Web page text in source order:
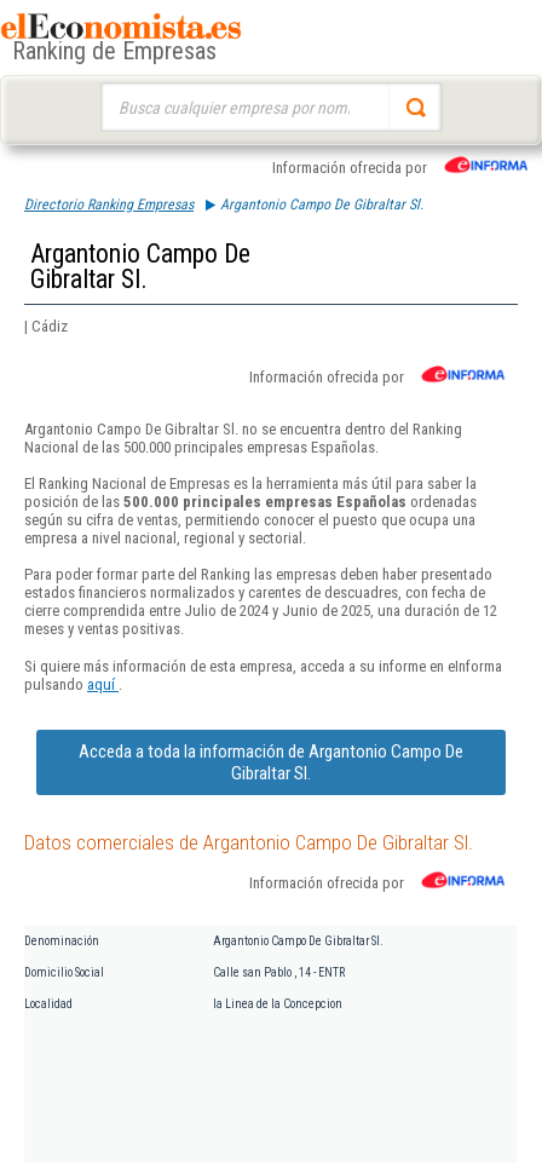
Ranking de Empresas
Información ofrecida por
Directorio Ranking Empresas Argantonio Campo De Gibraltar Sl.
Argantonio Campo De
Gibraltar Sl.
| Cádiz
Información ofrecida por
Argantonio Campo De Gibraltar Sl. no se encuentra dentro del Ranking
Nacional de las 500.000 principales empresas Españolas.
El Ranking Nacional de Empresas es la herramienta más útil para saber la
posición de las 500.000 principales empresas Españolas ordenadas
según su cifra de ventas, permitiendo conocer el puesto que ocupa una
empresa a nivel nacional, regional y sectorial.
Para poder formar parte del Ranking las empresas deben haber presentado
estados financieros normalizados y carentes de descuadres, con fecha de
cierre comprendida entre Julio de 2024 y Junio de 2025, una duración de 12
meses y ventas positivas.
Si quiere más información de esta empresa, acceda a su informe en eInforma
pulsando aquí
Acceda a toda la información de Argantonio Campo De
Gibraltar Sl.
Datos comerciales de Argantonio Campo De Gibraltar Sl.
Información ofrecida por
Denominación Argantonio Campo De Gibraltar Sl.
Domicilio Social Calle san Pablo , 14 - ENTR
Localidad la Linea de la Concepcion